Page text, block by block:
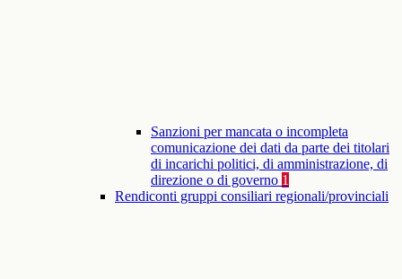
Sanzioni per mancata o incompleta
comunicazione dei dati da parte dei titolari
di incarichi politici, di amministrazione, di
direzione o di governo 1
Rendiconti gruppi consiliari regionali/provinciali